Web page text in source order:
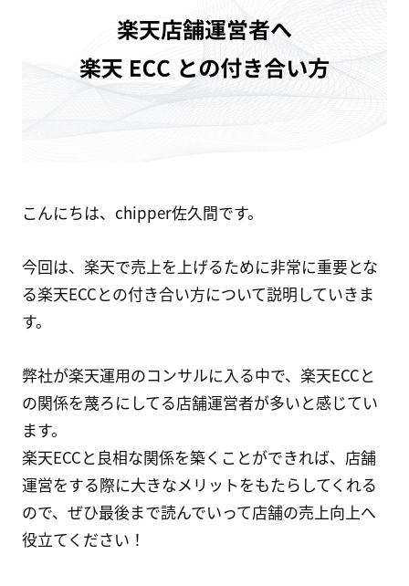
こんにちは、chipper佐久間です。
今回は、楽天で売上を上げるために非常に重要とな
る楽天ECCとの付き合い方について説明していきま
す。
弊社が楽天運用のコンサルに入る中で、楽天ECCと
の関係を蔑ろにしてる店舗運営者が多いと感じてい
ます。
楽天ECCと良相な関係を築くことができれば、店舗
運営をする際に大きなメリットをもたらしてくれる
ので、ぜひ最後まで読んでいって店舗の売上向上へ
役立てください！